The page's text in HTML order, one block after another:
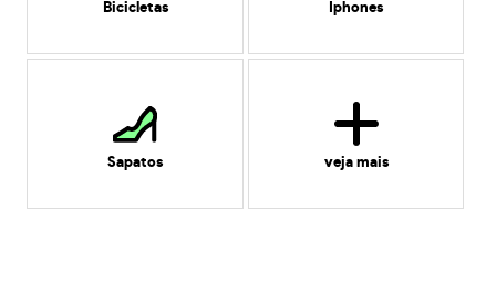
Bicicletas Iphones
Sapatos veja mais